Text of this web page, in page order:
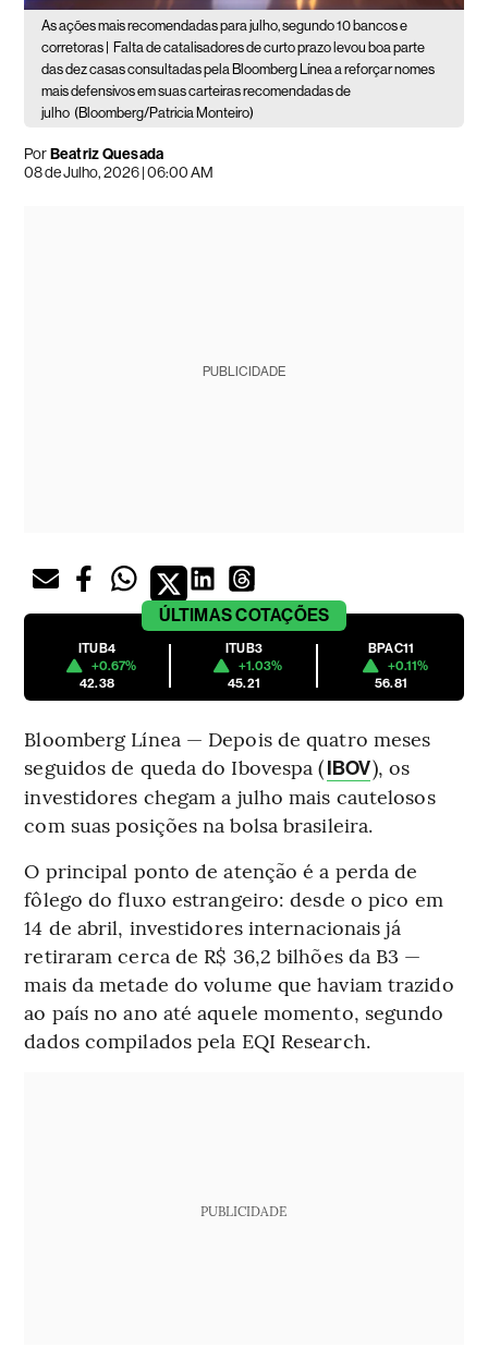
As ações mais recomendadas para julho, segundo 10 bancos e
corretoras |
Falta de catalisadores de curto prazo levou boa parte
das dez casas consultadas pela Bloomberg Línea a reforçar nomes
mais defensivos em suas carteiras recomendadas de
julho (Bloomberg/Patricia Monteiro)
PorBeatriz Quesada
08 de Julho, 2026 | 06:00 AM
PUBLICIDADE
ÚLTIMASCOTAÇÕES
ITUB4
+0.67%
42.38
ITUB3
+1.03%
45.21
BPAC11
+0.11%
56.81
Bloomberg Línea — Depois de quatro meses
seguidos de queda do Ibovespa (IBOV), os
investidores chegam a julho mais cautelosos
com suas posições na bolsa brasileira.
O principal ponto de atenção é a perda de
fôlego do fluxo estrangeiro: desde o pico em
14 de abril, investidores internacionais já
retiraram cerca de R$ 36,2 bilhões da B3 —
mais da metade do volume que haviam trazido
ao país no ano até aquele momento, segundo
dados compilados pela EQI Research.
PUBLICIDADE